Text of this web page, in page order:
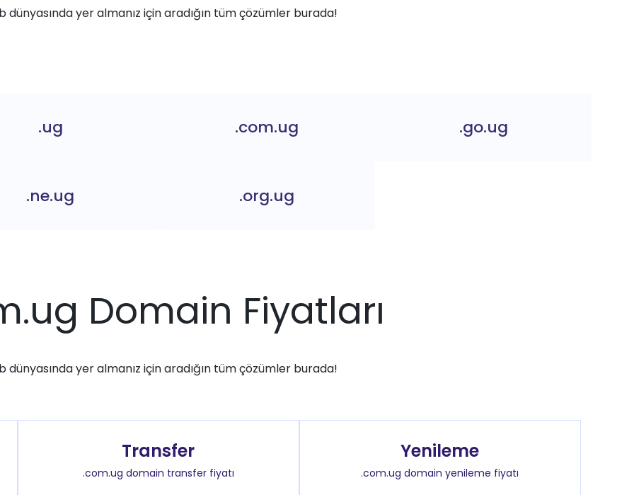
dünyasında yer almanız için aradığın tüm çözümler burada!
.ug .com.ug .go.ug
.ne.ug .org.ug
Domain Fiyatları
dünyasında yer almanız için aradığın tüm çözümler burada!
Transfer
.com.ug domain transfer fiyatı
Yenileme
.com.ug domain yenileme fiyatı